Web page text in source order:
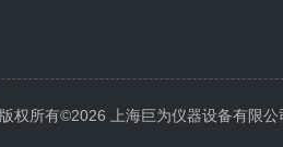
版权所有©2026 上海巨为仪器设备有限